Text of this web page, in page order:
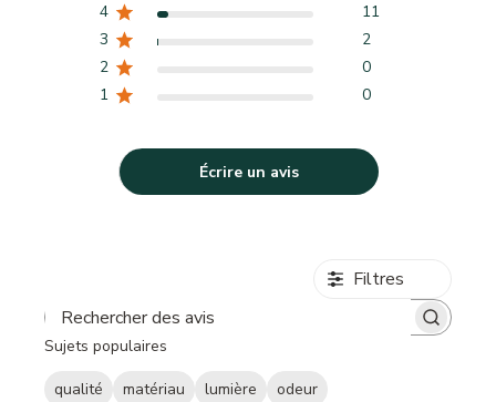
4
11
3
2
2
0
1
0
Écrire un avis
Filtres
Sujets populaires
qualité matériau lumière odeur